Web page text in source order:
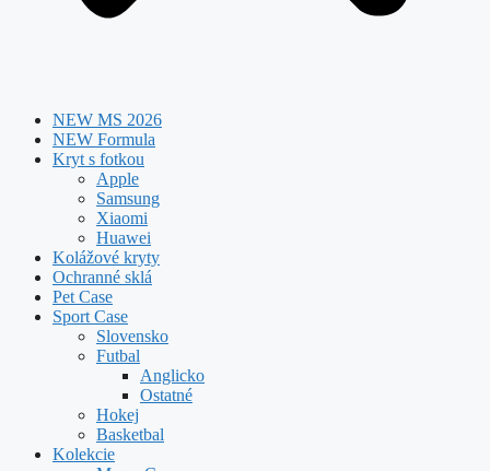
NEW MS 2026
NEW Formula
Kryt s fotkou
Apple
Samsung
Xiaomi
Huawei
Kolážové kryty
Ochranné sklá
Pet Case
Sport Case
Slovensko
Futbal
Anglicko
Ostatné
Hokej
Basketbal
Kolekcie